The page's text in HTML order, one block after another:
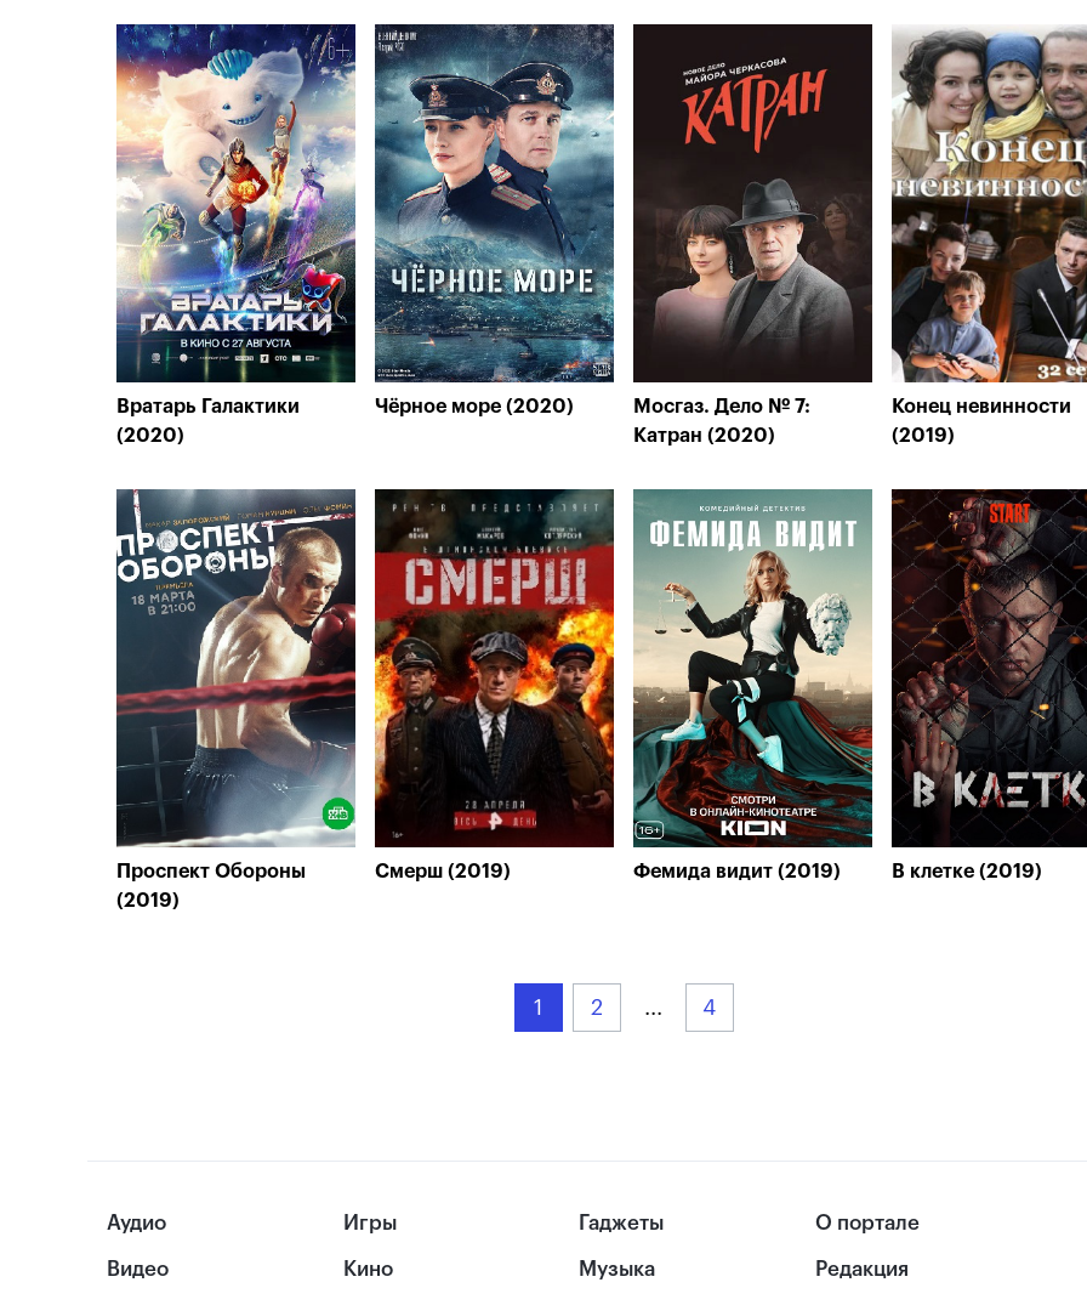
Вратарь Галактики
(2020)
Чёрное море (2020)
Мосгаз. Дело № 7:
Катран (2020)
Конец невинности
(2019)
Проспект Обороны
(2019)
Смерш (2019) Фемида видит (2019) В клетке (2019)
1 2 ... 4
Аудио
Видео
Игры
Кино
Гаджеты
Музыка
О портале
Редакция